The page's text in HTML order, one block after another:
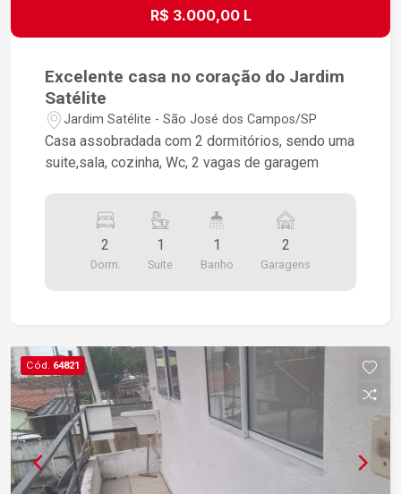
R$ 3.000,00 L
Excelente casa no coração do Jardim
Satélite
Jardim Satélite - São José dos Campos/SP
Casa assobradada com 2 dormitórios, sendo uma
suite,sala, cozinha, Wc, 2 vagas de garagem
2
Dorm.
1
Suite
1
Banho
2
Garagens
Cód. 64821